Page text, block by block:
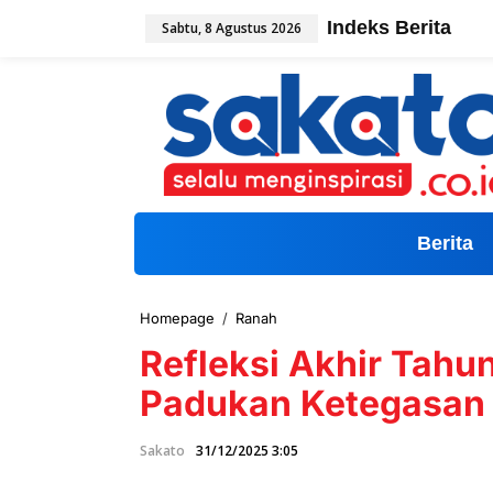
Sabtu, 8 Agustus 2026 Indeks Berita
Berita
Homepage / Ranah
e
k
i
Refleksi Akhir
Padukan
Sakato 31/12/2025 3:05